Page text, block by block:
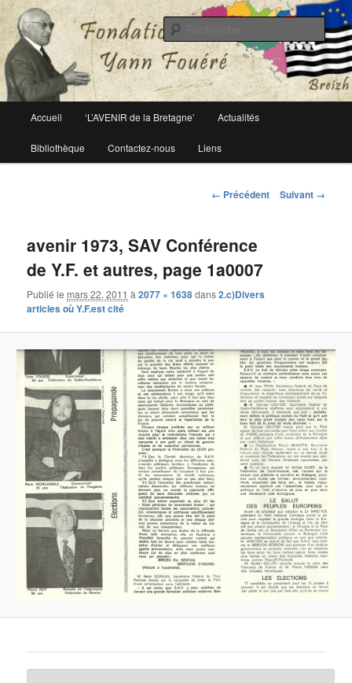
Fondation Yann Fouéré
Le site officiel de la fondation Yann Fouéré
principal
Aller
au
Accueil ‘L’AVENIR de la Bretagne’ Actualités
Bibliothèque Contactez-nous Liens
Navigation
← Précédent Suivant →
avenir 1973, SAV Conférence
de Y.F. et autres, page 1a0007
Publié lemars 22, 2011 à2077 × 1638dans2.c)Divers
articles où Y.F.est cité